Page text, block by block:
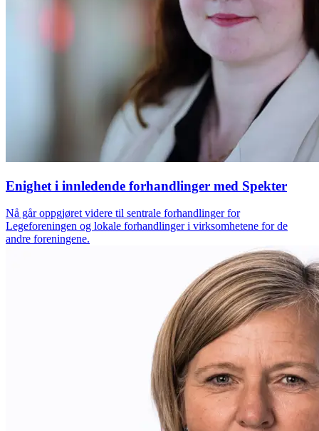
Enighet i innledende forhandlinger med Spekter
Nå går oppgjøret videre til sentrale forhandlinger for
Legeforeningen og lokale forhandlinger i virksomhetene for de
andre foreningene.